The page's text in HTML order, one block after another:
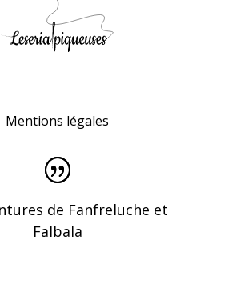
Mentions légales
de Fanfreluche et
Falbala